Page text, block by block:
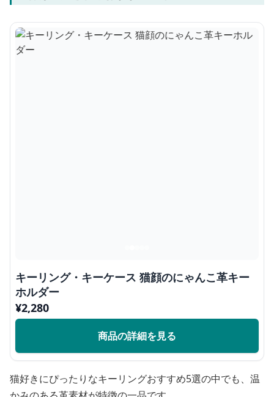
キーリング・キーケース 猫顔のにゃんこ革キー
ホルダー
¥2,280
商品の詳細を見る
猫好きにぴったりなキーリングおすすめ5選の中でも、温